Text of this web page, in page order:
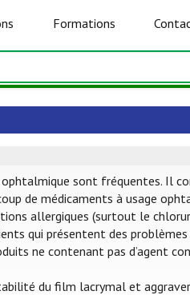
Formations
sont fréquentes. Il
de médicaments à usage
allergiques (surtout le
qui présentent des
ne contenant pas d’agent
du film lacrymal et aggraver